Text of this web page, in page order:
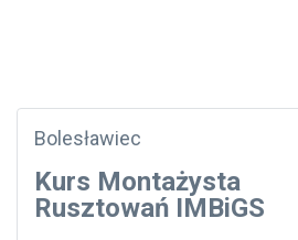
Bolesławiec
Kurs Montażysta
Rusztowań IMBiGS